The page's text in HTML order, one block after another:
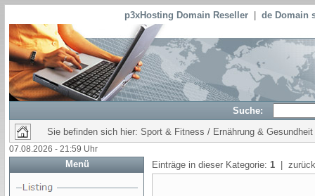
p3xHosting Domain Reseller de Domain
Suche:
Sie befinden sich hier: Sport & Fitness / Ernährung & Gesundheit
07.08.2026 - 21:59 Uhr
Menü Einträge in dieser Kategorie: 1 |